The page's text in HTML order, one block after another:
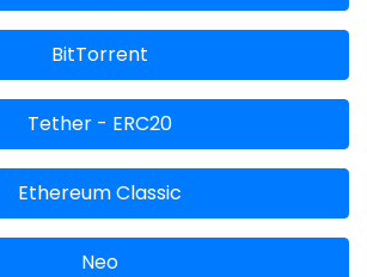
BitTorrent
Tether - ERC20
Ethereum Classic
Neo